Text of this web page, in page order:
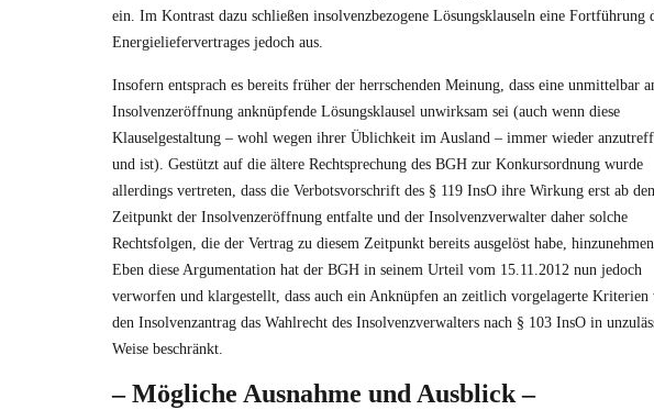
ein. Im Kontrast dazu schließen insolvenzbezogene Lösungsklauseln eine Fortführung
Energieliefervertrages jedoch aus.
Insofern entsprach es bereits früher der herrschenden Meinung, dass eine unmittelbar
Insolvenzeröffnung anknüpfende Lösungsklausel unwirksam sei (auch wenn diese
Klauselgestaltung – wohl wegen ihrer Üblichkeit im Ausland – immer wieder
und ist). Gestützt auf die ältere Rechtsprechung des BGH zur Konkursordnung wurde
allerdings vertreten, dass die Verbotsvorschrift des § 119 InsO ihre Wirkung erst ab
Zeitpunkt der Insolvenzeröffnung entfalte und der Insolvenzverwalter daher solche
Rechtsfolgen, die der Vertrag zu diesem Zeitpunkt bereits ausgelöst habe, hinzunehmen
Eben diese Argumentation hat der BGH in seinem Urteil vom 15.11.2012 nun jedoch
verworfen und klargestellt, dass auch ein Anknüpfen an zeitlich vorgelagerte Kriterien
den Insolvenzantrag das Wahlrecht des Insolvenzverwalters nach § 103 InsO in
Weise beschränkt.
– Mögliche Ausnahme und Ausblick –